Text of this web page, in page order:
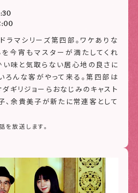
ラマシリーズ第四部。ワケありな
今宵もマスターが満たしてくれ
い味と気取らない居心地の良さに
ろんな客がやって来る。第四部は
ギリジョーらおなじみのキャスト
、余貴美子が新たに常連客として
放送します。